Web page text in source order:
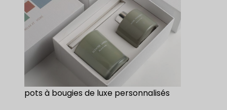
pots à bougies de luxe personnalisés